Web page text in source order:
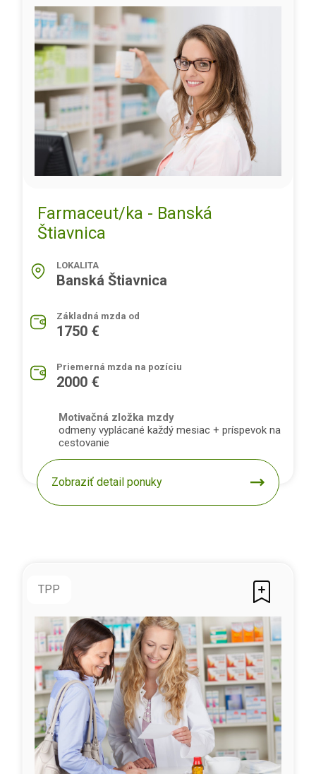
Farmaceut/ka - Banská
Štiavnica
LOKALITA
Banská Štiavnica
Základná mzda od
1750 €
Priemerná mzda na pozíciu
2000 €
Motivačná zložka mzdy
odmeny vyplácané každý mesiac + príspevok na
cestovanie
Zobraziť detail ponuky
TPP